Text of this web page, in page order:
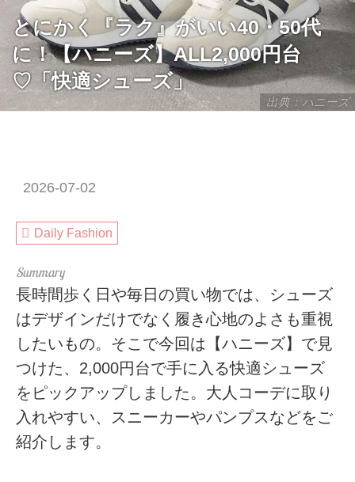
出典：ハニーズ
とにかく『ラク』がいい40・50代
に！【ハニーズ】ALL2,000円台
♡「快適シューズ」
2026-07-02
Daily Fashion
長時間歩く日や毎日の買い物では、シューズ
はデザインだけでなく履き心地のよさも重視
したいもの。そこで今回は【ハニーズ】で見
つけた、2,000円台で手に入る快適シューズ
をピックアップしました。大人コーデに取り
入れやすい、スニーカーやパンプスなどをご
紹介します。